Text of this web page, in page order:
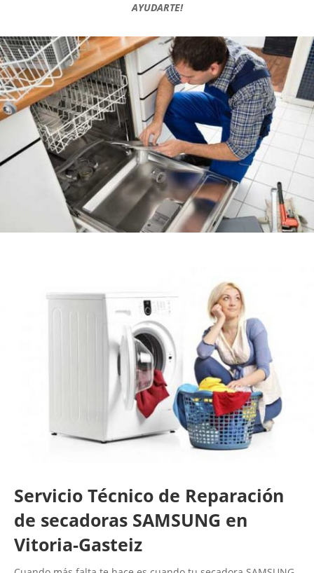
AYUDARTE!
Servicio Técnico de Reparación
de secadoras SAMSUNG en
Vitoria-Gasteiz